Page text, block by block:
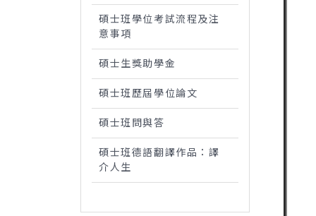
碩士班相關表單
碩士班學位考試流程及注
意事項
碩士生獎助學金
碩士班歷屆學位論文
碩士班問與答
碩士班德語翻譯作品：譯
介人生